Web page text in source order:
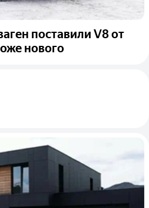
поставили V8 от
нового